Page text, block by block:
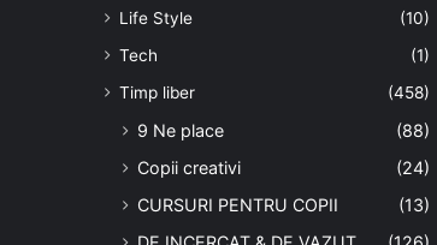
Life Style
(10)
Tech
(1)
Timp liber
(458)
9 Ne place
(88)
Copii creativi
(24)
CURSURI PENTRU COPII
(13)